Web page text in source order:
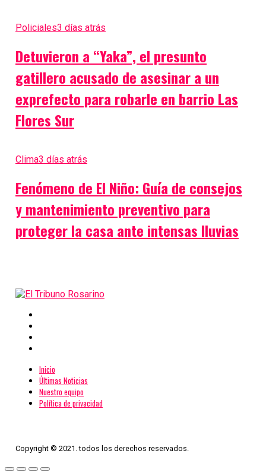
Policiales3 días atrás
Detuvieron a “Yaka”, el presunto
gatillero acusado de asesinar a un
exprefecto para robarle en barrio Las
Flores Sur
Clima3 días atrás
Fenómeno de El Niño: Guía de consejos
y mantenimiento preventivo para
proteger la casa ante intensas lluvias
Inicio
Últimas Noticias
Nuestro equipo
Política de privacidad
Copyright © 2021. todos los derechos reservados.